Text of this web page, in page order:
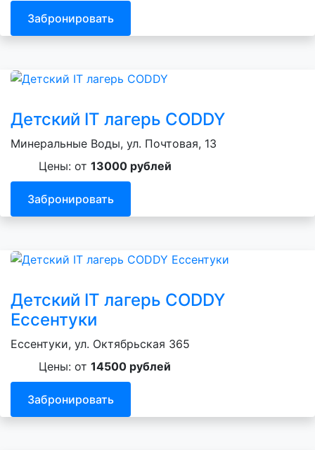
Забронировать
Детский IT лагерь CODDY
Минеральные Воды, ул. Почтовая, 13
Цены: от 13000 рублей
Забронировать
Детский IT лагерь CODDY
Ессентуки
Ессентуки, ул. Октябрьская 365
Цены: от 14500 рублей
Забронировать